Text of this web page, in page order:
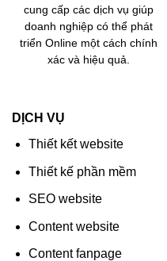
cung cấp các dịch vụ giúp
doanh nghiệp có thể phát
triển Online một cách chính
xác và hiệu quả.
DỊCH VỤ
Thiết kết website
Thiết kế phần mềm
SEO website
Content website
Content fanpage